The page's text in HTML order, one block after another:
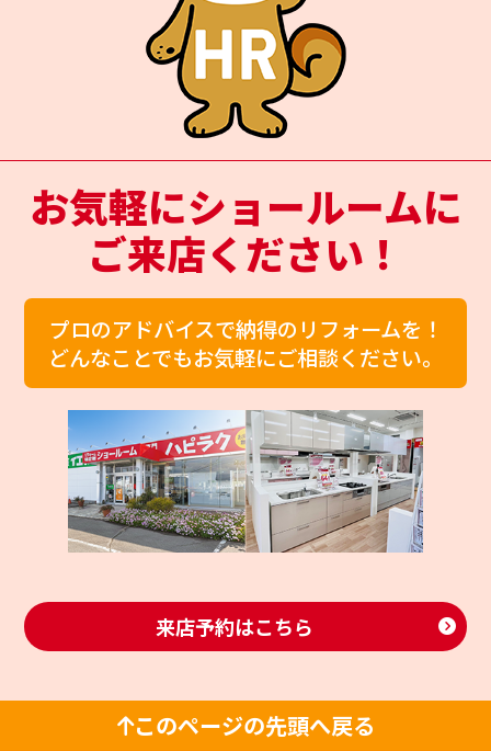
お気軽にショールームに
ご来店ください！
プロのアドバイスで納得のリフォームを！
どんなことでもお気軽にご相談ください。
来店予約はこちら
このページの先頭へ戻る